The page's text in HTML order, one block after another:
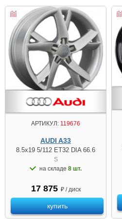
АРТИКУЛ: 119676
AUDI A33
8.5x19 5/112 ET32 DIA 66.6
S
на складе 8 шт.
17 875 ₽ / диск
купить